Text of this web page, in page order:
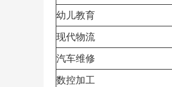
幼儿教育
现代物流
汽车维修
数控加工